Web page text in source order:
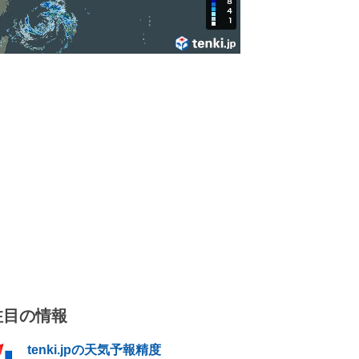
の情報
tenki.jpの天気予報精度